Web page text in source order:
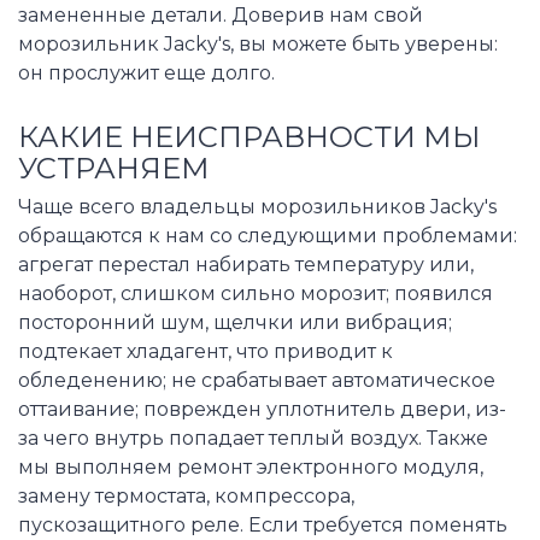
замененные детали. Доверив нам свой
морозильник Jacky's, вы можете быть уверены:
он прослужит еще долго.
КАКИЕ НЕИСПРАВНОСТИ МЫ
УСТРАНЯЕМ
Чаще всего владельцы морозильников Jacky's
обращаются к нам со следующими проблемами:
агрегат перестал набирать температуру или,
наоборот, слишком сильно морозит; появился
посторонний шум, щелчки или вибрация;
подтекает хладагент, что приводит к
обледенению; не срабатывает автоматическое
оттаивание; поврежден уплотнитель двери, из-
за чего внутрь попадает теплый воздух. Также
мы выполняем ремонт электронного модуля,
замену термостата, компрессора,
пускозащитного реле. Если требуется поменять